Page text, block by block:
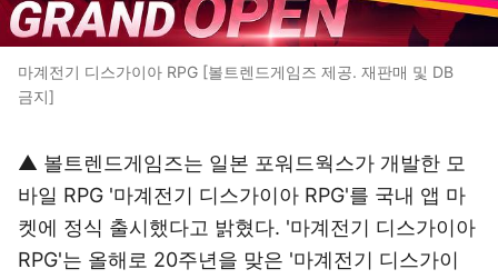
마계전기 디스가이아 RPG [볼트렌드게임즈 제공. 재판매 및 DB
금지]
▲ 볼트렌드게임즈는 일본 포워드웍스가 개발한 모
바일 RPG '마계전기 디스가이아 RPG'를 국내 앱 마
켓에 정식 출시했다고 밝혔다. '마계전기 디스가이아
RPG'는 올해로 20주년을 맞은 '마계전기 디스가이